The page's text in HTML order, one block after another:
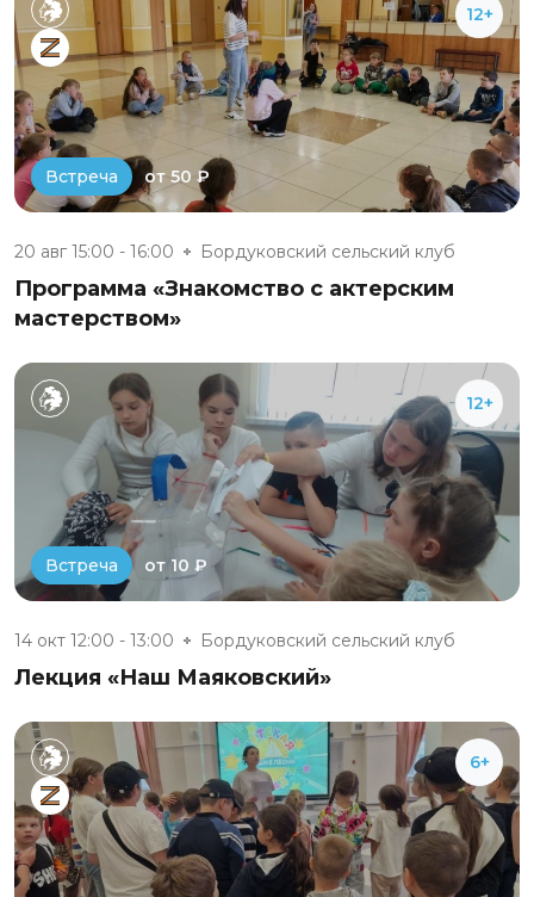
12+
Встреча от 50 ₽
20 авг 15:00 - 16:00 Бордуковский сельский клуб
Программа «Знакомство с актерским
мастерством»
12+
Встреча от 10 ₽
14 окт 12:00 - 13:00 Бордуковский сельский клуб
Лекция «Наш Маяковский»
6+